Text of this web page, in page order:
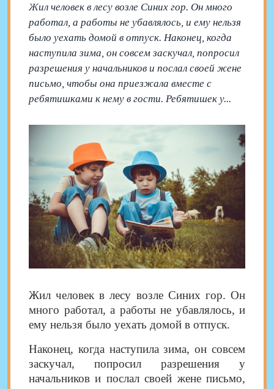
Жил человек в лесу возле Синих гор. Он много
работал, а работы не убавлялось, и ему нельзя
было уехать домой в отпуск. Наконец, когда
наступила зима, он совсем заскучал, попросил
разрешения у начальников и послал своей жене
письмо, чтобы она приезжала вместе с
ребятишками к нему в гости. Ребятишек у...
Жил человек в лесу возле Синих гор. Он
много работал, а работы не убавлялось, и
ему нельзя было уехать домой в отпуск.
Наконец, когда наступила зима, он совсем
заскучал, попросил разрешения у
начальников и послал своей жене письмо,